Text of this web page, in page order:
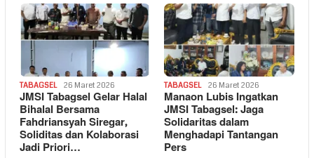
TABAGSEL 26 Maret 2026
JMSI Tabagsel Gelar Halal
Bihalal Bersama
Fahdriansyah Siregar,
Soliditas dan Kolaborasi
Jadi Priori…
TABAGSEL 26 Maret 2026
Manaon Lubis Ingatkan
JMSI Tabagsel: Jaga
Solidaritas dalam
Menghadapi Tantangan
Pers